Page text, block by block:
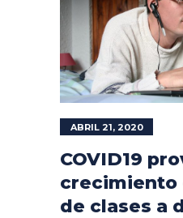
ABRIL 21, 2020
COVID19
crecimiento
de clases a